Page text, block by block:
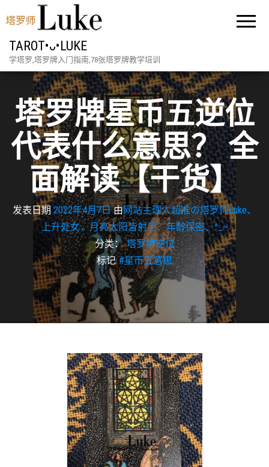
TAROT•ᴗ•LUKE
学塔罗,塔罗牌入门指南,78张塔罗牌教学培训
塔罗牌星币五逆位
代表什么意思？ 全
面解读【干货】
发表日期2022年4月7日由网站主理人超准の塔罗师Luke、
上升处女，月亮太阳皆射手、年龄保密、^_~
分类： 塔罗牌逆位
标记 #星币五意思